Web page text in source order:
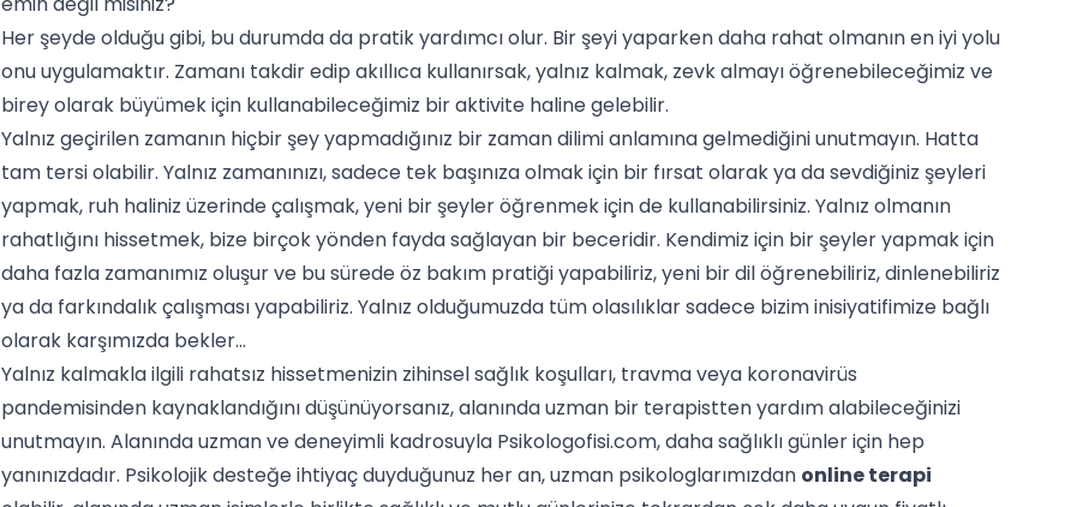
Her şeyde olduğu gibi, bu durumda da pratik yardımcı olur. Bir şeyi yaparken daha rahat olmanın en iyi yolu
onu uygulamaktır. Zamanı takdir edip akıllıca kullanırsak, yalnız kalmak, zevk almayı öğrenebileceğimiz ve
birey olarak büyümek için kullanabileceğimiz bir aktivite haline gelebilir.
Yalnız geçirilen zamanın hiçbir şey yapmadığınız bir zaman dilimi anlamına gelmediğini unutmayın. Hatta
tam tersi olabilir. Yalnız zamanınızı, sadece tek başınıza olmak için bir fırsat olarak ya da sevdiğiniz şeyleri
yapmak, ruh haliniz üzerinde çalışmak, yeni bir şeyler öğrenmek için de kullanabilirsiniz. Yalnız olmanın
rahatlığını hissetmek, bize birçok yönden fayda sağlayan bir beceridir. Kendimiz için bir şeyler yapmak için
daha fazla zamanımız oluşur ve bu sürede öz bakım pratiği yapabiliriz, yeni bir dil öğrenebiliriz, dinlenebiliriz
ya da farkındalık çalışması yapabiliriz. Yalnız olduğumuzda tüm olasılıklar sadece bizim inisiyatifimize bağlı
olarak karşımızda bekler…
Yalnız kalmakla ilgili rahatsız hissetmenizin zihinsel sağlık koşulları, travma veya koronavirüs
pandemisinden kaynaklandığını düşünüyorsanız, alanında uzman bir terapistten yardım alabileceğinizi
unutmayın. Alanında uzman ve deneyimli kadrosuyla Psikologofisi.com, daha sağlıklı günler için hep
yanınızdadır. Psikolojik desteğe ihtiyaç duyduğunuz her an, uzman psikologlarımızdan online terapi